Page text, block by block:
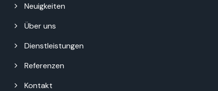
Neuigkeiten
Über uns
Dienstleistungen
Referenzen
Kontakt